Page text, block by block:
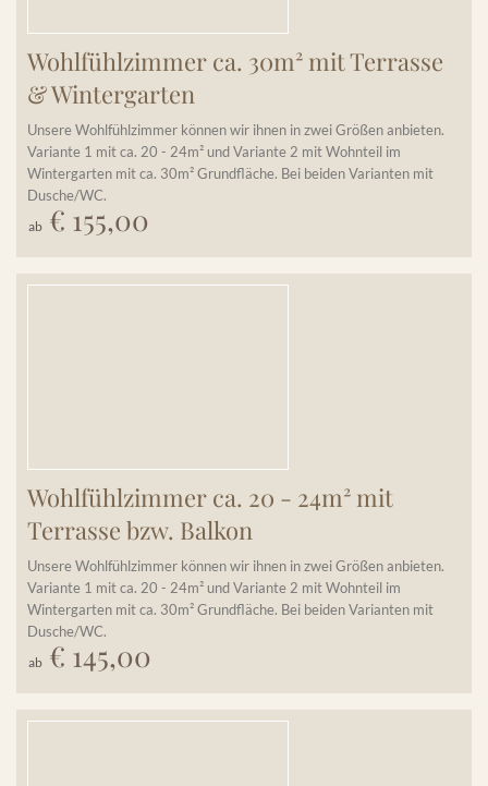
Wohlfühlzimmer ca. 30m² mit Terrasse
& Wintergarten
Unsere Wohlfühlzimmer können wir ihnen in zwei Größen anbieten.
Variante 1 mit ca. 20 - 24m² und Variante 2 mit Wohnteil im
Wintergarten mit ca. 30m² Grundfläche. Bei beiden Varianten mit
Dusche/WC.
ab € 155,00
Wohlfühlzimmer ca. 20 - 24m² mit
Terrasse bzw. Balkon
Unsere Wohlfühlzimmer können wir ihnen in zwei Größen anbieten.
Variante 1 mit ca. 20 - 24m² und Variante 2 mit Wohnteil im
Wintergarten mit ca. 30m² Grundfläche. Bei beiden Varianten mit
Dusche/WC.
ab € 145,00